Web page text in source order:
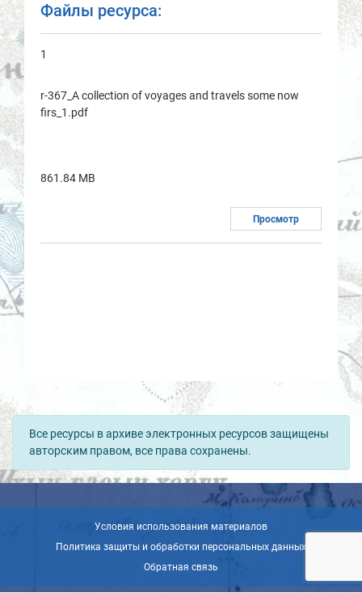
Файлы ресурса:
1
r-367_A collection of voyages and travels some now
firs_1.pdf
861.84 MB
Просмотр
Все ресурсы в архиве электронных ресурсов защищены
авторским правом, все права сохранены.
Условия использования материалов
Политика защиты и обработки персональных данных
Обратная связь